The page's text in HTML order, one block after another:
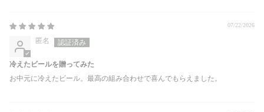
07/22/2026
匿名
冷えたビールを贈ってみた
お中元に冷えたビール。最高の組み合わせで喜んでもらえました。